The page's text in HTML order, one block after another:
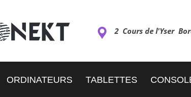
2 Cours de l'Yser
ORDINATEURS TABLETTES